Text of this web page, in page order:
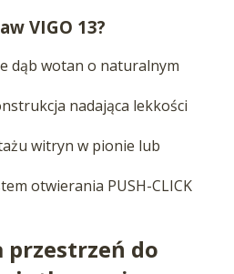
VIGO 13?
dąb wotan o naturalnym
nadająca lekkości
witryn w pionie lub
otwierania PUSH-CLICK
przestrzeń do